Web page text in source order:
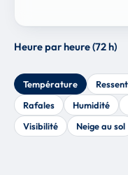
Heure par heure (72 h)
Température
Rafales
Humidité
Visibilité
Neige au sol